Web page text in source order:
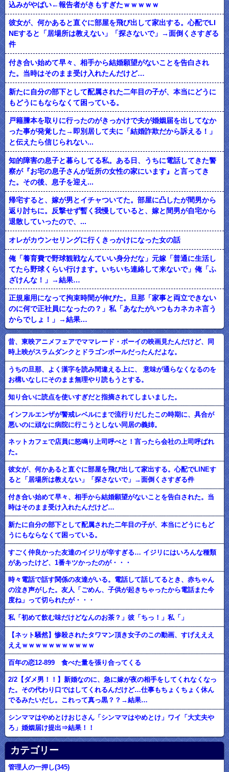
込みがやばい←報告者がきもすぎたｗｗｗｗｗ
彼女が、何かあると直ぐに部屋を飛び出して家出する。心配でLI
NEすると「居場所は教えない」「探さないで」→面倒くさすぎる
件
付き合い始めて早々、相手から結婚願望がないことを告白され
た。当時はそのまま受け入れたんだけど…
新たに自分の部下として配属された二年目の子が、本当にどうに
もどうにもならなくて困っている。
戸籍謄本を取りに行ったのがきっかけで夫が婚姻届を出してなか
った事が発覚した→即別居して夫に「結婚詐欺だから訴える！」
と伝えたら信じられない...
知的障害の息子と暮らしてる私。ある日、うちに電話してきた警
察が『お宅の息子さんが近所の女性の家にいます』と言ってき
た。その後、息子を迎え...
帰宅すると、嫁が男とイチャついてた。部屋に凸したが間男から
返り討ちに。反撃せず暫く我慢していると、嫁と間男が自宅から
退散していったので、...
オレがカウンセリングに行くきっかけになった女の話
俺「養育費で野球観戦なんていい身分だな」元嫁「普通に生活し
てたら野球くらい行けます。いちいち連絡して来ないで」俺「ふ
ざけんな！」→結果…
正規雇用になって拘束時間が伸びた。旦那「家事と両立できない
のに何で正社員になったの？」私「あなたがいつもカネカネ言う
からでしょ！」→結果…
昔、東映アニメフェアでママレード・ボーイの映画見たんだけど、同
時上映がスラムダンクとドラゴンボールだったんだよな。
うちの旦那、よく漢字を読み間違える上に、 意味が通らなくなるのを
お構いなしにそのまま無理やり読もうとする。
知り合いに読点を使いすぎだと指摘されてしまいました。
インフルエンザが警戒レベルにまで流行りだしたこの時期に、具合が
悪いのに頑なに病院に行こうとしない同居の義姉。
ネットカフェで店員に怒鳴り上司呼べと！言ったら会社の上司呼ばれ
た。
彼女が、何かあると直ぐに部屋を飛び出して家出する。心配でLINEす
ると「居場所は教えない」「探さないで」→面倒くさすぎる件
付き合い始めて早々、相手から結婚願望がないことを告白された。当
時はそのまま受け入れたんだけど…
新たに自分の部下として配属された二年目の子が、本当にどうにもど
うにもならなくて困っている。
すごく仲良かった友達のイジリが辛すぎる… イジリにはいろんな種類
があったけど、1番キツかったのが・・・
時々電話で話す関係の友達がいる。電話して話してるとき、赤ちゃん
の泣き声がした。友人「ごめん、子供が起きちゃったから電話また今
度ね」って切られたが・・・
私「初めて飲む味だけどなんのお茶？」彼「ちっ！」私「」
【ネット騒然】惨殺されたタワマン頂き女子のこの動画、すげえええ
ええｗｗｗｗｗｗｗｗｗｗｗ
百年の恋12-899 食べた量を張り合ってくる
2/2【ダメ男！！】新婚なのに、急に嫁が夜の相手をしてくれなくなっ
た。その代わり口ではしてくれるんだけど…仕事もちょくちょく休ん
でるみたいだし。これって真っ黒？？→結果…
シンママはやめとけおじさん「シンママはやめとけ」ワイ「大丈夫や
ろ」婚姻届け提出⇒結果！！
カテゴリー
管理人の一押し(345)